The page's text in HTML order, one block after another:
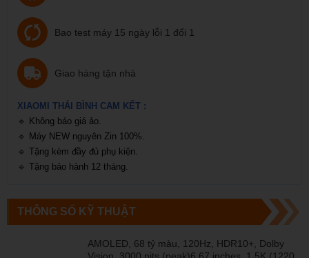
Bao test máy 15 ngày lỗi 1 đổi 1
Giao hàng tận nhà
XIAOMI THÁI BÌNH CAM KẾT :
🔹 Không báo giá ảo.
🔹 Máy NEW nguyên Zin 100%.
🔹 Tặng kèm đầy đủ phụ kiện.
🔹 Tặng bảo hành 12 tháng.
THÔNG SỐ KỸ THUẬT
AMOLED, 68 tỷ màu, 120Hz, HDR10+, Dolby
Vision, 3000 nits (peak)6.67 inches, 1.5K (1220